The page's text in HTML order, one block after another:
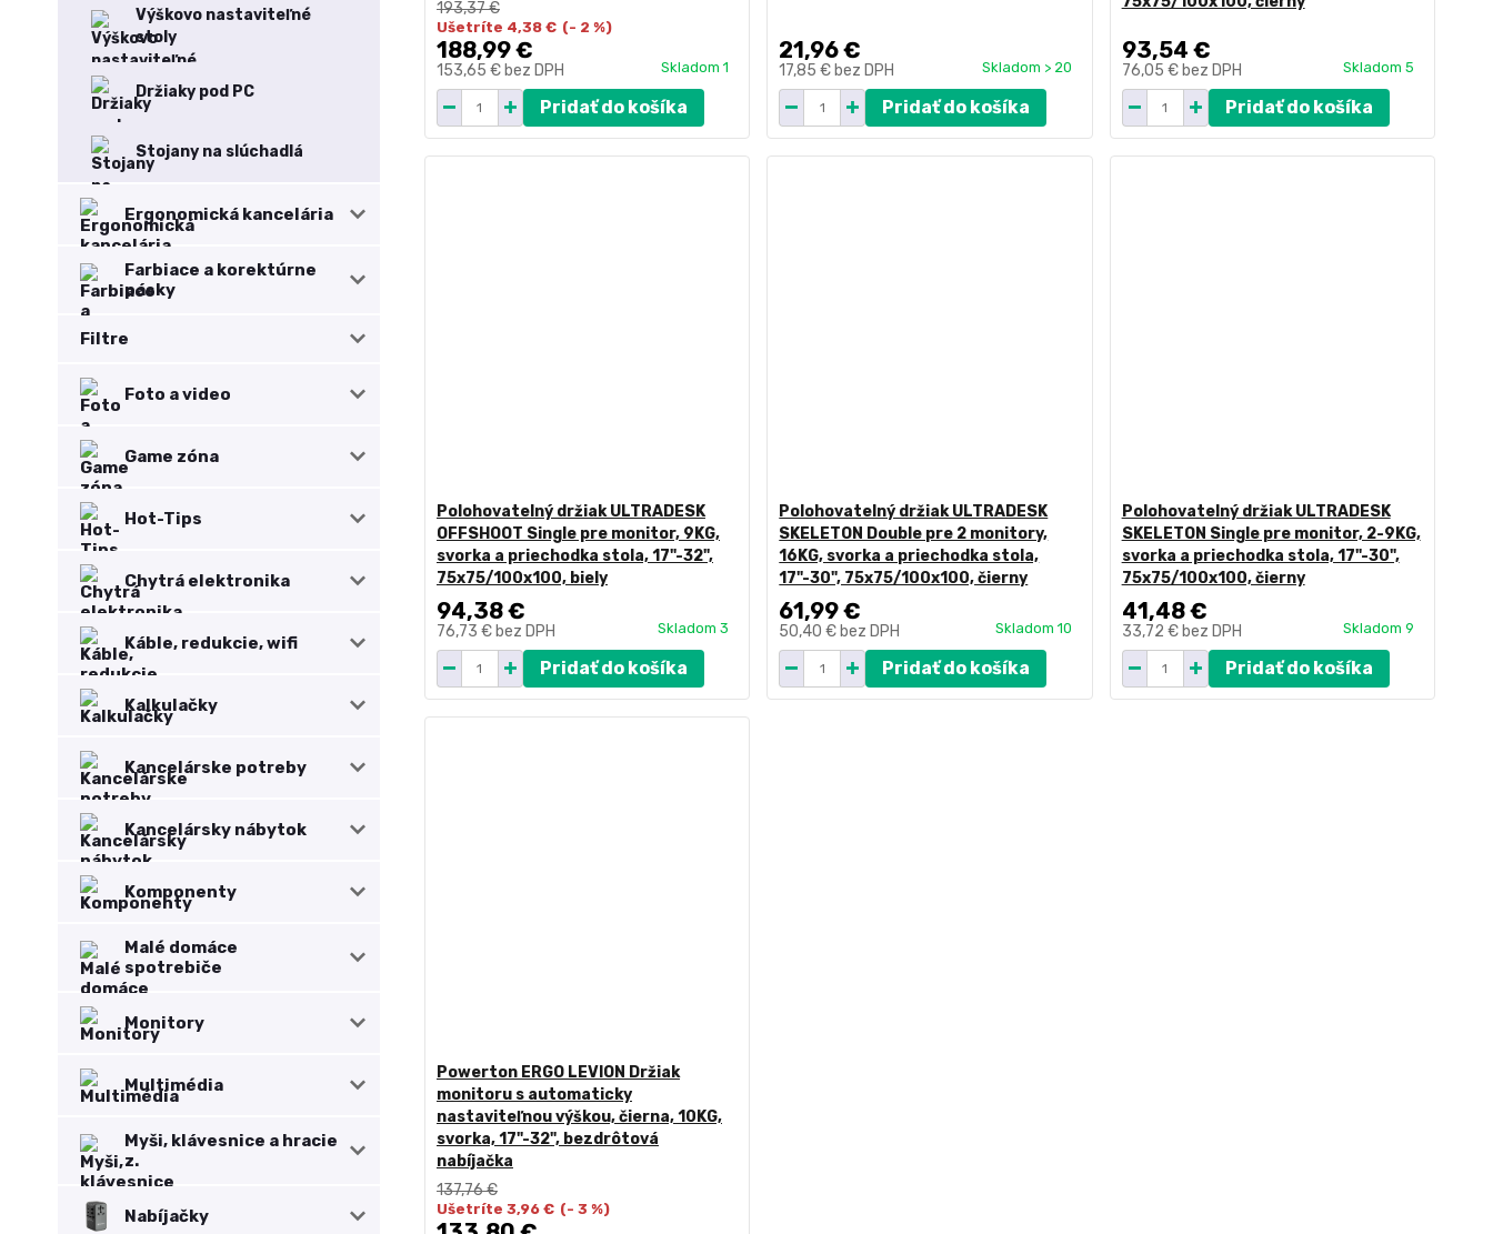
Výškovo nastaviteľné
stoly
Držiaky pod PC
Stojany na slúchadlá
Ergonomická kancelária
Farbiace a korektúrne
pásky
Filtre
Foto a video
Game zóna
Hot-Tips
Chytrá elektronika
Káble, redukcie, wifi
Kalkulačky
Kancelárske potreby
Kancelársky nábytok
Komponenty
Malé domáce
spotrebiče
Monitory
Multimédia
Myši, klávesnice a hracie
z.
Nabíjačky
193,37 €
Ušetríte 4,38 € (- 2 %)
188,99 €
153,65 € bez DPH Skladom 1
Pridať do košíka
21,96 €
17,85 € bez DPH Skladom > 20
Pridať do košíka
93,54 €
76,05 € bez DPH Skladom 5
Pridať do košíka
Polohovatelný držiak ULTRADESK
OFFSHOOT Single pre monitor, 9KG,
svorka a priechodka stola, 17"-32",
75x75/100x100, biely
94,38 €
76,73 € bez DPH Skladom 3
Pridať do košíka
Polohovatelný držiak ULTRADESK
SKELETON Double pre 2 monitory,
16KG, svorka a priechodka stola,
17"-30", 75x75/100x100, čierny
61,99 €
50,40 € bez DPH Skladom 10
Pridať do košíka
Polohovatelný držiak ULTRADESK
SKELETON Single pre monitor, 2-9KG,
svorka a priechodka stola, 17"-30",
75x75/100x100, čierny
41,48 €
33,72 € bez DPH Skladom 9
Pridať do košíka
Powerton ERGO LEVION Držiak
monitoru s automaticky
nastaviteľnou výškou, čierna, 10KG,
svorka, 17"-32", bezdrôtová
nabíjačka
137,76 €
Ušetríte 3,96 € (- 3 %)